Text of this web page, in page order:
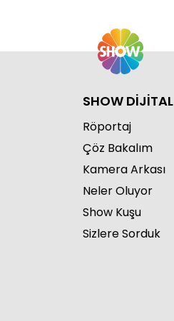
SHOW DİJİTAL
Röportaj
Çöz Bakalım
Kamera Arkası
Neler Oluyor
Show Kuşu
Sizlere Sorduk